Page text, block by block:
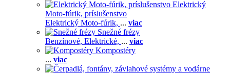
Elektrický
Moto-fúrik, príslušenstvo
Elektrický Moto-fúrik, ... viac
Snežné frézy
Benzínové, Elektrické, ... viac
Kompostéry
... viac